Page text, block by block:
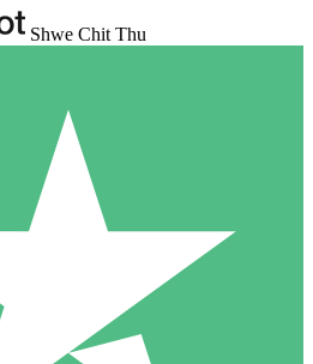
Shwe Chit Thu